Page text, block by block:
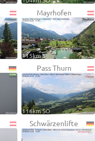
Mayrhofen
115km S
Pass Thurn
116km SO
Schwärzenlifte